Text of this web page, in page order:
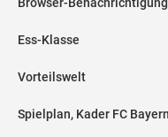
Browser-Benachrichtigung
Ess-Klasse
Vorteilswelt
Spielplan, Kader FC Bayern